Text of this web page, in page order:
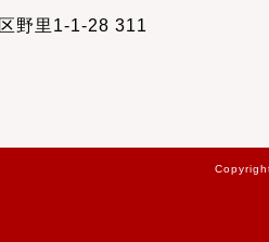
2013-02-12
野里1-1-28 311